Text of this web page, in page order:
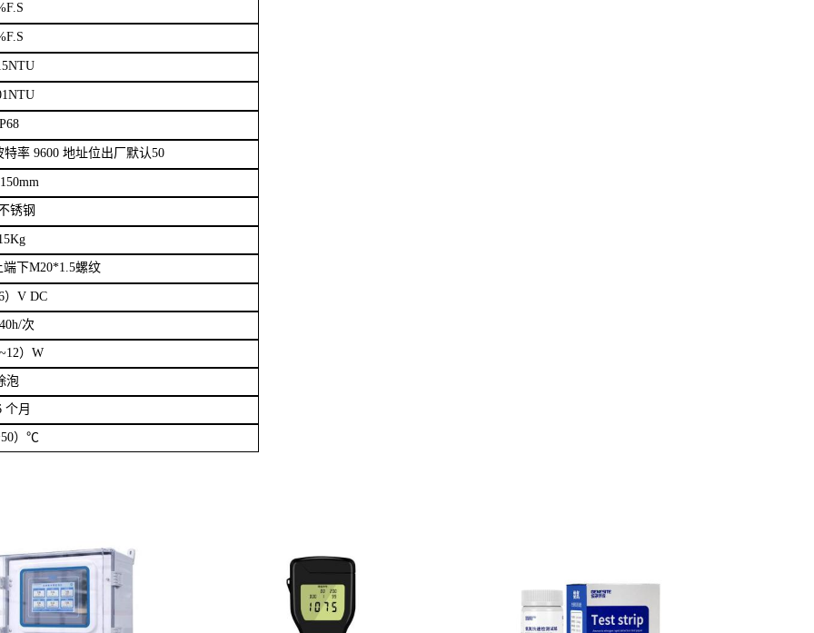
特率 9600 地址位出厂默认50
锈钢
端下M20*1.5螺纹
） V DC
次
） W
泡
个月
）℃